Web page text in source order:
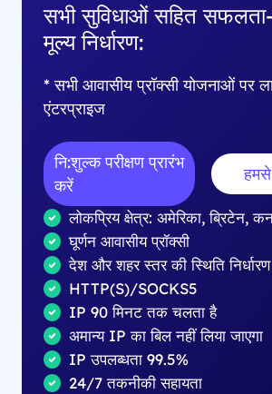
सभी सुविधाओं सहित
मूल्य निर्धारण:
* सभी आवासीय प्रॉक्सी योजनाओं पर
एंटरप्राइज
नि:शुल्क परीक्षण प्रारंभ
करें
लोकप्रिय क्षेत्र: अमेरिका, ब्रिटेन,
घूर्णन आवासीय प्रॉक्सी
देश और शहर स्तर की स्थिति निर्धारण
HTTP(S)/SOCKS5
IP 90 मिनट तक चलता है
अमान्य IP का बिल नहीं लिया जाएगा
IP उपलब्धता 99.5%
24/7 तकनीकी सहायता